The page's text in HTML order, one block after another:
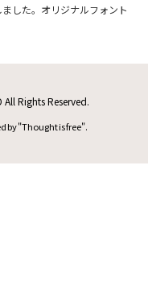
した。オリジナルフォント
All Rights Reserved.
by "Thought is free".